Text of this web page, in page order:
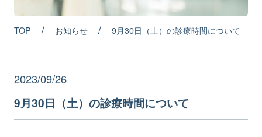
よくあるご質問
TEL
TOP / お知らせ/ 9月30日（土）の診療時間について
2023/09/26
9月30日（土）の診療時間について